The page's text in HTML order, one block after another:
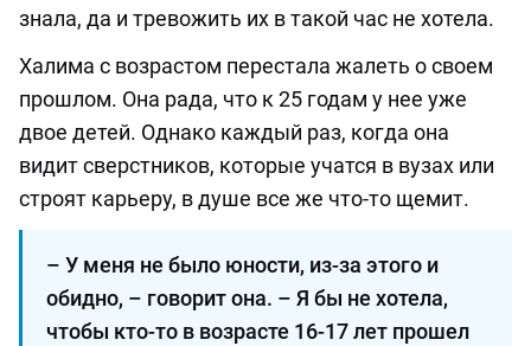
знала, да и тревожить их в такой час не хотела.
Халима с возрастом перестала жалеть о своем
прошлом. Она рада, что к 25 годам у нее уже
двое детей. Однако каждый раз, когда она
видит сверстников, которые учатся в вузах или
строят карьеру, в душе все же что-то щемит.
– У меня не было юности, из-за этого и
обидно, – говорит она. – Я бы не хотела,
чтобы кто-то в возрасте 16-17 лет прошел